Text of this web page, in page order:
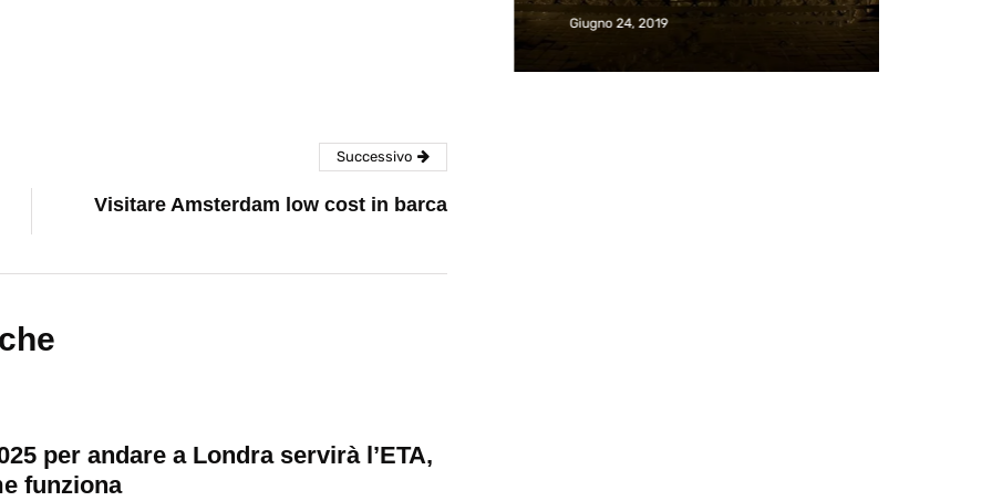
Giugno 24, 2019
Successivo
Visitare Amsterdam low cost in barca
per andare a Londra servirà l’ETA,
funziona